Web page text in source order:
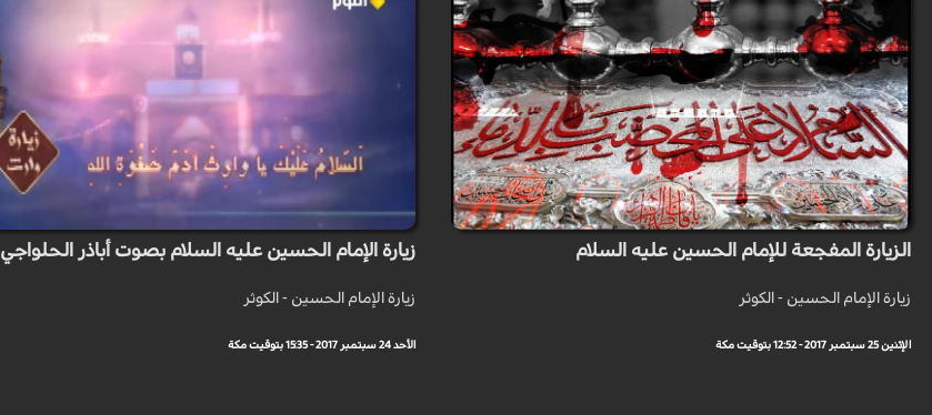
الزيارة المفجعة للإمام الحسين عليه السلام
زيارة الإمام الحسين - الكوثر
الإثنين 25 سبتمبر 2017 - 12:52 بتوقيت مكة
زيارة الإمام الحسين عليه السلام بصوت أباذر الحلواجي
زيارة الإمام الحسين - الكوثر
الأحد 24 سبتمبر 2017 - 15:35 بتوقيت مكة